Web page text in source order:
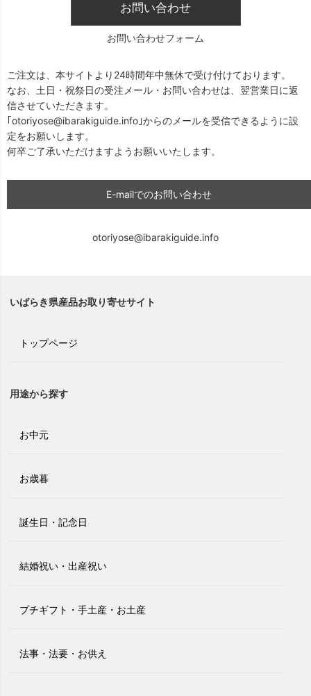
お問い合わせ
お問い合わせフォーム
ご注文は、本サイトより24時間年中無休で受け付けております。
なお、土日・祝祭日の受注メール・お問い合わせは、翌営業日に返
信させていただきます。
｢otoriyose@ibarakiguide.info｣からのメールを受信できるように設
定をお願いします。
何卒ご了承いただけますようお願いいたします。
E-mailでのお問い合わせ
otoriyose@ibarakiguide.info
いばらき県産品お取り寄せサイト
トップページ
用途から探す
お中元
お歳暮
誕生日・記念日
結婚祝い・出産祝い
プチギフト・手土産・お土産
法事・法要・お供え